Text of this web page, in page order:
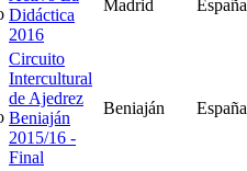
Didáctica
2016
Madrid España
Circuito
Intercultural
de Ajedrez
Beniaján
2015/16 -
Final
Beniaján España